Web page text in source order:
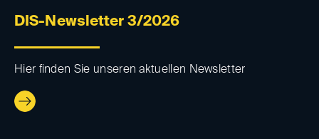
DIS-Newsletter 3/2026
Hier finden Sie unseren aktuellen Newsletter